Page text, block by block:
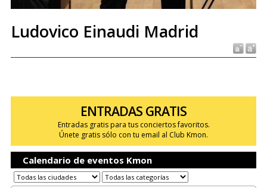
Ludovico Einaudi Madrid
ENTRADAS GRATIS
Entradas gratis para tus conciertos favoritos.
Únete gratis sólo con tu email al Club Kmon.
Calendario de eventos Kmon